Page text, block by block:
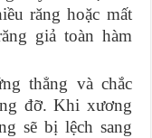
răng hoặc mất
giả toàn hàm
thẳng và chắc
đỡ. Khi xương
sẽ bị lệch sang